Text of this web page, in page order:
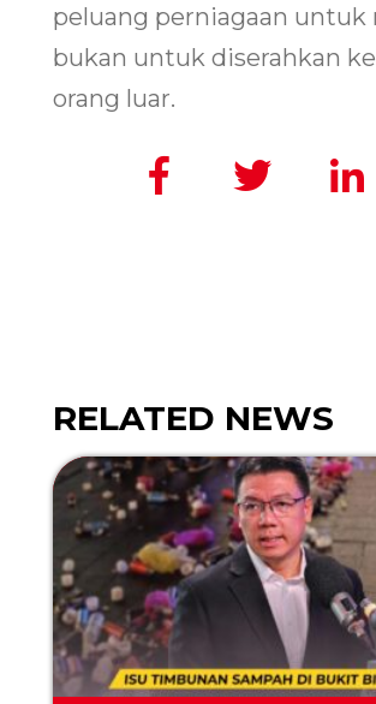
peluang perniagaan untuk
bukan untuk diserahkan
orang luar.